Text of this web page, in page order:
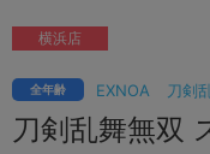
EXNOA 刀剣
全年齢
刀剣乱舞無双
横浜店